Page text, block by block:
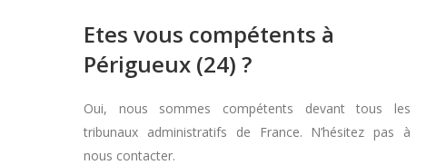
Etes vous compétents à
Périgueux (24) ?
Oui, nous sommes compétents devant tous les
tribunaux administratifs de France. N’hésitez pas à
nous contacter.